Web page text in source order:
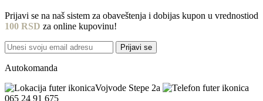
Prijavi se na naš sistem za obaveštenja i dobijas kupon u vrednostiod
100 RSD za online kupovinu!
Prijavi se
Autokomanda
Vojvode Stepe 2a
065 24 91 675